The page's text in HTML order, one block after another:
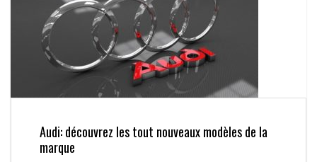
Audi: découvrez les tout nouveaux modèles de la
marque